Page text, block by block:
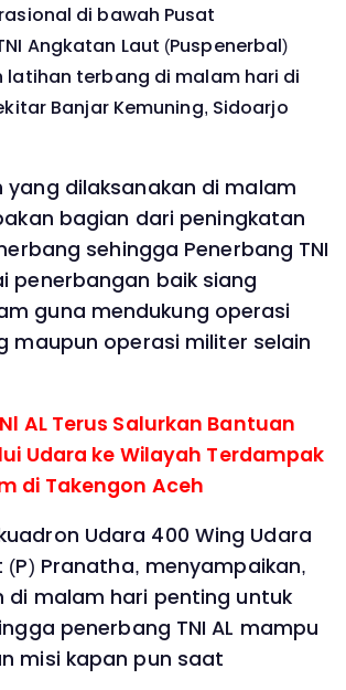
di bawah Pusat
Angkatan Laut (Puspenerbal)
latihan terbang di malam hari di
Banjar Kemuning, Sidoarjo
yang dilaksanakan di malam
bagian dari peningkatan
sehingga Penerbang TNI
penerbangan baik siang
guna mendukung operasi
maupun operasi militer selain
AL Terus Salurkan Bantuan
Udara ke Wilayah Terdampak
di Takengon Aceh
Udara 400 Wing Udara
(P) Pranatha, menyampaikan,
di malam hari penting untuk
penerbang TNI AL mampu
misi kapan pun saat